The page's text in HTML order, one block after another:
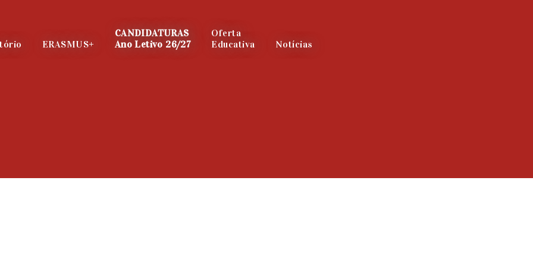
ERASMUS+
CANDIDATURAS
Ano Letivo 26/27
Oferta
Educativa
Notícias